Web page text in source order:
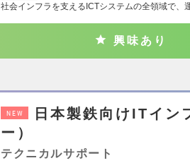
社会インフラを支えるICTシステムの全領域で、
興味あり
NEW
日本製鉄向けITイン
ー）
テクニカルサポート